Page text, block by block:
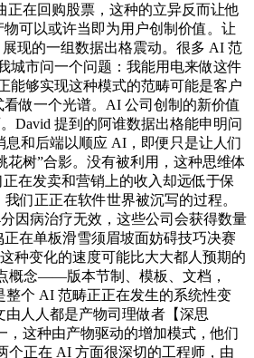
正在回购股票，这种的立异反而让他
可以或许当即为用户创制价值。让
展现的一组数据出格震动。很多 AI 范
市问一个问题：我能用电来做这件
能够实现这种模式的范畴可能是客户
做一个光谱。AI 公司创制的新价值
David 提到的阿谁数据出格能申明问
息和后端以顺应 AI，即便只是让人们
花树”合影。没有被利用，这种思维体
在发卖和营销上的收入却远低于保
们正正在软件世界被沉写的过程。
因病治疗无效，这些公司会获得数量
在单板滑雪须眉坡面妨碍技巧决赛
种变化的速度可能比大大都人预期的
概念——版本节制、模板、文档，
整个 AI 范畴正正在发生的系统性变
由人人都是产物司理做者【深思
这种由产物驱动的增加模式，他们
个正在 AI 方面很深切的工程师，由